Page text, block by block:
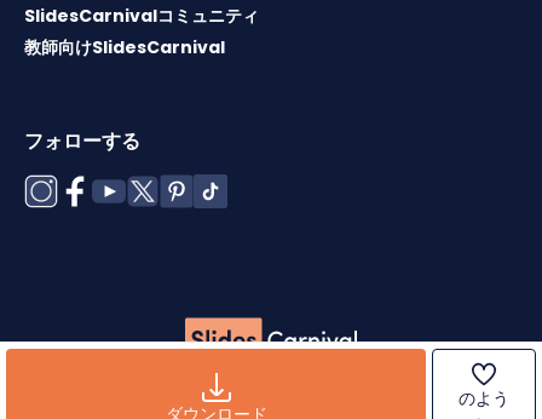
ダウンロード
のよう
SlidesCarnivalコミュニティ
教師向けSlidesCarnival
フォローする
テンプレートライセンス·ク
ッキーポリシー· プライバシーポリシー